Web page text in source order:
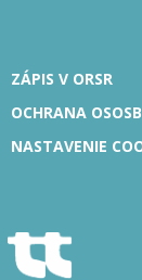
ZÁPIS V ORSR
OCHRANA
NASTAVENIE